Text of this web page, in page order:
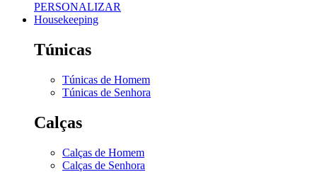
PERSONALIZAR
Housekeeping
Túnicas
Túnicas de Homem
Túnicas de Senhora
Calças
Calças de Homem
Calças de Senhora